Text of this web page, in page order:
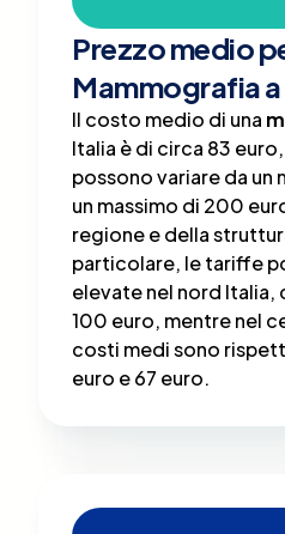
Prezzo medio
Mammografia
Il costo medio di una
Italia è di circa 83
possono variare da un
un massimo di 200
regione e della
particolare, le tariffe
elevate nel nord Italia,
100 euro, mentre nel
costi medi sono
euro e 67 euro.